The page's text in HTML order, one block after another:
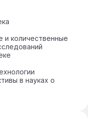
и количественные
в науках о